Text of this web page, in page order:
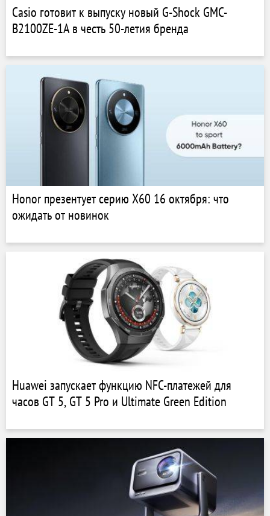
Casio готовит к выпуску новый G-Shock GMC-
B2100ZE-1A в честь 50-летия бренда
Honor презентует серию X60 16 октября: что
ожидать от новинок
Huawei запускает функцию NFC-платежей для
часов GT 5, GT 5 Pro и Ultimate Green Edition